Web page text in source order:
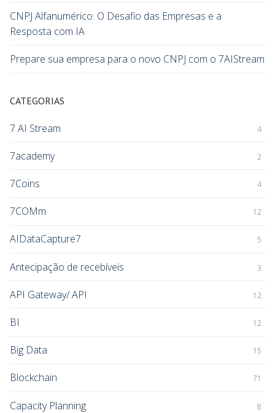
CNPJ Alfanumérico: O Desafio das Empresas e a
Resposta com IA
Prepare sua empresa para o novo CNPJ com o 7AIStream
CATEGORIAS
7 AI Stream 4
7academy 2
7Coins 4
7COMm 12
AIDataCapture7 5
Antecipação de recebíveis 3
API Gateway/ API 12
BI 12
Big Data 15
Blockchain 71
Capacity Planning 8